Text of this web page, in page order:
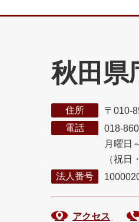
秋田県
住所
〒010-
電話
018-
月曜日
（祝日
法人番号
アクセス